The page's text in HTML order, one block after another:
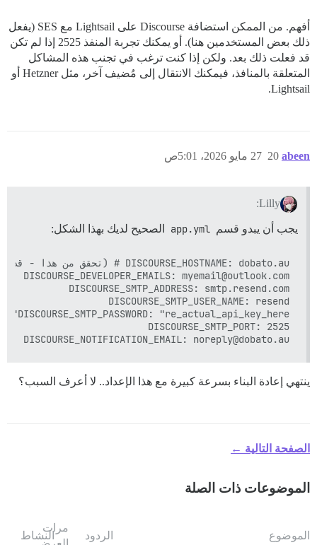
أفهم. من الممكن استضافة Discourse على Lightsail مع SES (يفعل
ذلك بعض المستخدمين هنا). أو يمكنك تجربة المنفذ 2525 إذا لم تكن
قد فعلت ذلك بعد. ولكن إذا كنت ترغب في تجنب هذه المشاكل
المتعلقة بالمنافذ، فيمكنك الانتقال إلى مُضيف آخر، مثل Hetzner أو
Lightsail.
abeen 27 مايو 2026، 5:01ص 20
Lilly:
يجب أن يبدو قسم app.yml الصحيح لديك بهذا الشكل:
DISCOURSE_NOTIFICATION_EMAIL: noreply@dobato.au
ينتهي إعادة البناء بسرعة كبيرة مع هذا الإعداد.. لا أعرف السبب؟
الصفحة التالية ←
الموضوعات ذات الصلة
الموضوع الردود
مرات
النشاط